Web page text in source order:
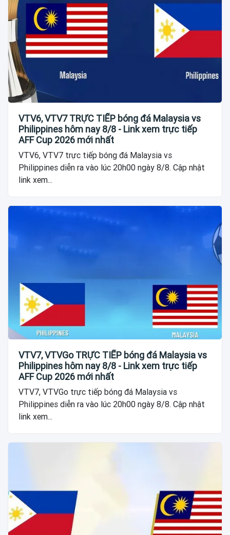
VTV6, VTV7 TRỰC TIẾP bóng đá Malaysia vs
Philippines hôm nay 8/8 - Link xem trực tiếp
AFF Cup 2026 mới nhất
VTV6, VTV7 trực tiếp bóng đá Malaysia vs
Philippines diễn ra vào lúc 20h00 ngày 8/8. Cập nhật
link xem...
VTV7, VTVGo TRỰC TIẾP bóng đá Malaysia vs
Philippines hôm nay 8/8 - Link xem trực tiếp
AFF Cup 2026 mới nhất
VTV7, VTVGo trực tiếp bóng đá Malaysia vs
Philippines diễn ra vào lúc 20h00 ngày 8/8. Cập nhật
link xem...